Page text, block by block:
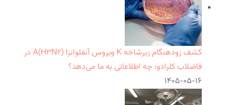
کشف زودهنگام زیرشاخه K ویروس آنفلوانزا A(H۳N۲) در
فاضلاب کلرادو؛ چه اطلاعاتی به ما می‌دهد؟
۱۴۰۵-۰۵-۱۶